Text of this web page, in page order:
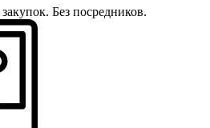
Без посредников.